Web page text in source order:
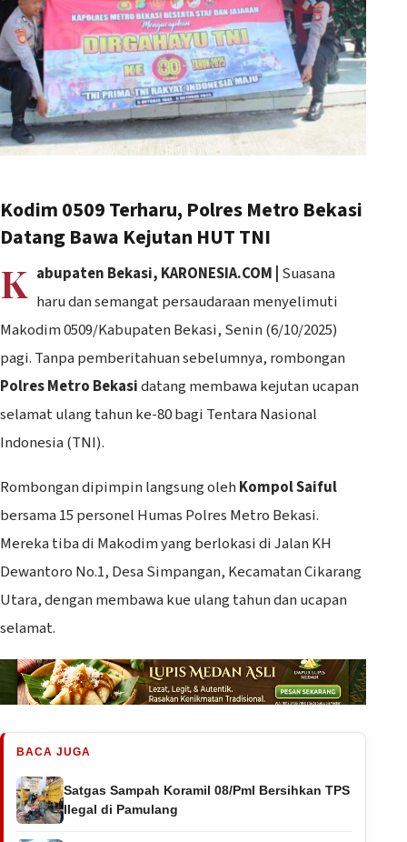
Kodim 0509 Terharu, Polres Metro Bekasi
Datang Bawa Kejutan HUT TNI
K abupaten Bekasi, KARONESIA.COM | Suasana
haru dan semangat persaudaraan menyelimuti
Makodim 0509/Kabupaten Bekasi, Senin (6/10/2025)
pagi. Tanpa pemberitahuan sebelumnya, rombongan
Polres Metro Bekasidatang membawa kejutan ucapan
selamat ulang tahun ke-80 bagi Tentara Nasional
Indonesia (TNI).
Rombongan dipimpin langsung olehKompol Saiful
bersama 15 personel Humas Polres Metro Bekasi.
Mereka tiba di Makodim yang berlokasi di Jalan KH
Dewantoro No.1, Desa Simpangan, Kecamatan Cikarang
Utara, dengan membawa kue ulang tahun dan ucapan
selamat.
BACA JUGA
Satgas Sampah Koramil 08/Pml Bersihkan TPS
Ilegal di Pamulang